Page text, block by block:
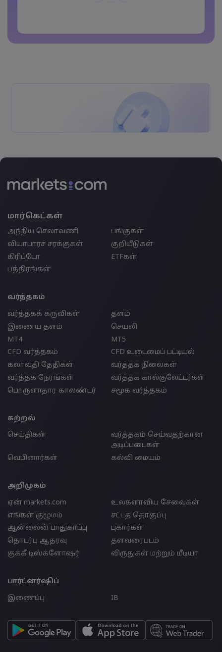
மார்கெட்கள்
அந்நிய செலாவணி
பங்குகள்
வியாபாரச் சரக்குகள்
குறியீடுகள்
கிரிப்டோ
ETFகள்
பத்திரங்கள்
வர்த்தகம்
வர்த்தகக் கருவிகள்
தளம்
இணைய தளம்
செயலி
MT4
MT5
CFD வர்த்தகம்
CFD உடைமைப் பட்டியல்
கலாவதி தேதிகள்
வர்த்தக நிலைகள்
வர்த்தக நேரங்கள்
வர்த்தக கால்குலேட்டர்கள்
பொருளாதார காலண்டர்
சமூக வர்த்தகம்
கற்றல்
செய்திகள்
வர்த்தகம் செய்வதற்கான
அடிப்படைகள்
வெபினார்கள்
கல்வி மையம்
அறிமுகம்
ஏன் markets.com
உலகளாவிய சேவைகள்
எங்கள் குழுமம்
சட்டத் தொகுப்பு
ஆன்லைன் பாதுகாப்பு
புகார்கள்
தொடர்பு ஆதரவு
தளவரைபடம்
குக்கீ டிஸ்க்ளோஷர்
விருதுகள் மற்றும் மீடியா
பார்ட்னர்ஷிப்
இணைப்பு
IB